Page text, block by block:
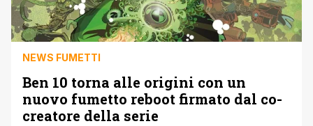
NEWS FUMETTI
Ben 10 torna alle origini con un
nuovo fumetto reboot firmato dal co-
creatore della serie